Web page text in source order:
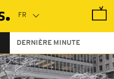
DERNIÈRE MINUTE